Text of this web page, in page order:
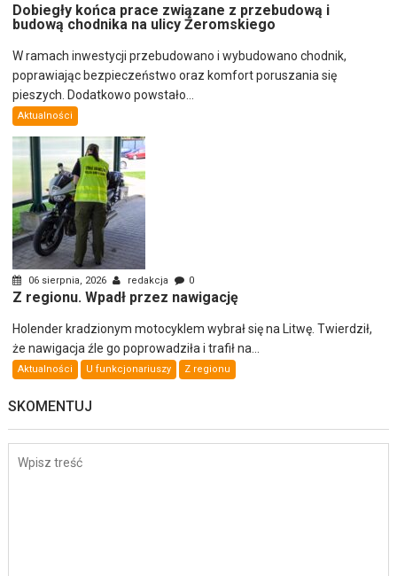
Dobiegły końca prace związane z przebudową i
budową chodnika na ulicy Żeromskiego
W ramach inwestycji przebudowano i wybudowano chodnik,
poprawiając bezpieczeństwo oraz komfort poruszania się
pieszych. Dodatkowo powstało...
Aktualności
06 sierpnia, 2026 redakcja 0
Z regionu. Wpadł przez nawigację
Holender kradzionym motocyklem wybrał się na Litwę. Twierdził,
że nawigacja źle go poprowadziła i trafił na...
Aktualności U funkcjonariuszy Z regionu
SKOMENTUJ